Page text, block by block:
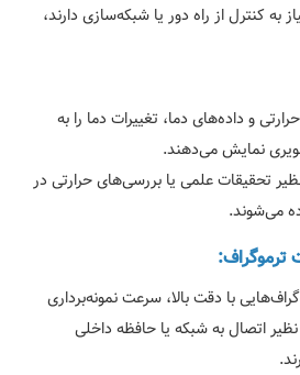
به کنترل از راه دور یا شبکه‌سازی دارند،
و داده‌های دما، تغییرات دما را به
نمایش می‌دهند.
تحقیقات علمی یا بررسی‌های حرارتی در
می‌شوند.
ترموگراف:
با دقت بالا، سرعت نمونه‌برداری
نظیر اتصال به شبکه یا حافظه داخلی